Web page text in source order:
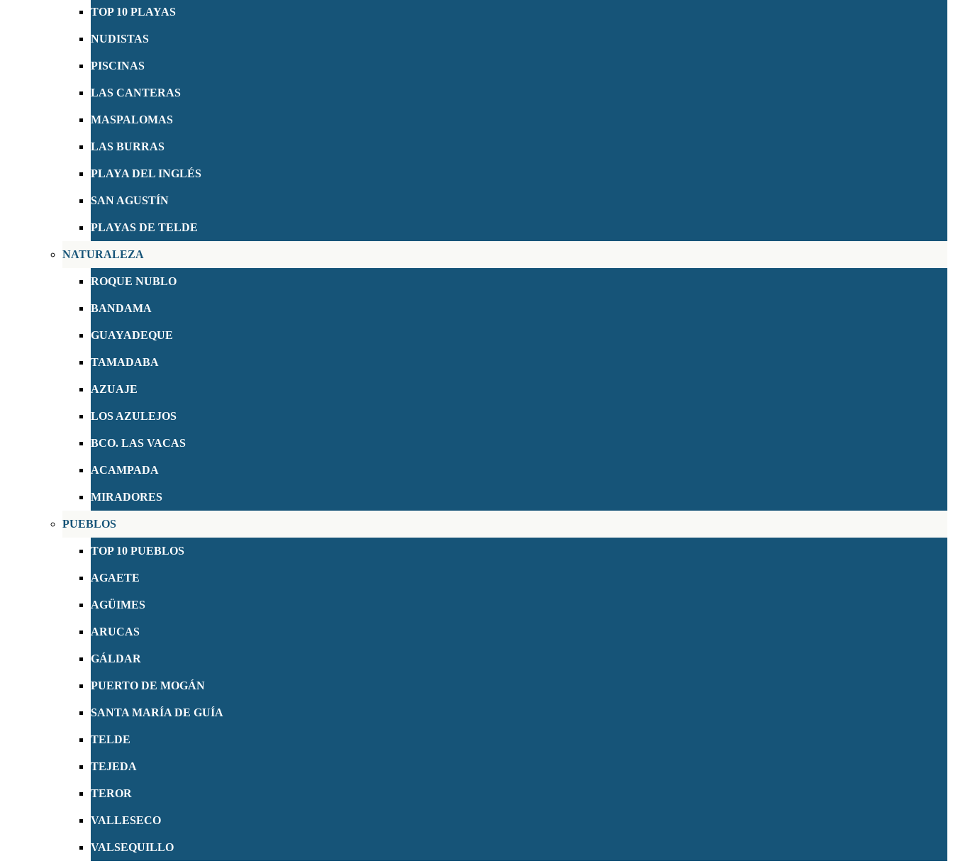
TOP 10 PLAYAS
NUDISTAS
PISCINAS
LAS CANTERAS
MASPALOMAS
LAS BURRAS
PLAYA DEL INGLÉS
SAN AGUSTÍN
PLAYAS DE TELDE
NATURALEZA
ROQUE NUBLO
BANDAMA
GUAYADEQUE
TAMADABA
AZUAJE
LOS AZULEJOS
BCO. LAS VACAS
ACAMPADA
MIRADORES
PUEBLOS
TOP 10 PUEBLOS
AGAETE
AGÜIMES
ARUCAS
GÁLDAR
PUERTO DE MOGÁN
SANTA MARÍA DE GUÍA
TELDE
TEJEDA
TEROR
VALLESECO
VALSEQUILLO